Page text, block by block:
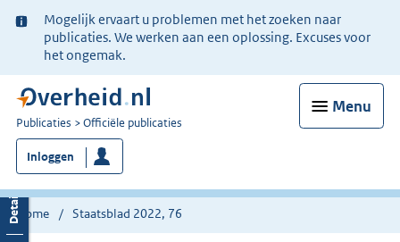
Ter
informatie:
Mogelijk ervaart u problemen met het zoeken naar
publicaties. We werken aan een oplossing. Excuses voor
het ongemak.
Menu
U
bent
nu
hier:
Publicaties Officiële publicaties
Inloggen
Home Staatsblad 2022, 76